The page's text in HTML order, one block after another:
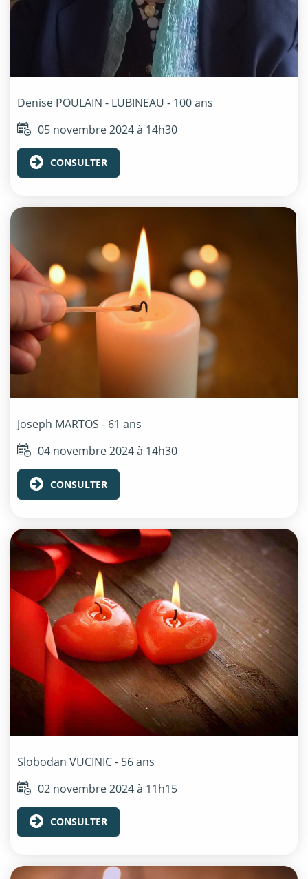
Denise POULAIN - LUBINEAU - 100 ans
05 novembre 2024 à 14h30
CONSULTER
Joseph MARTOS - 61 ans
04 novembre 2024 à 14h30
CONSULTER
Slobodan VUCINIC- 56 ans
02 novembre 2024 à 11h15
CONSULTER